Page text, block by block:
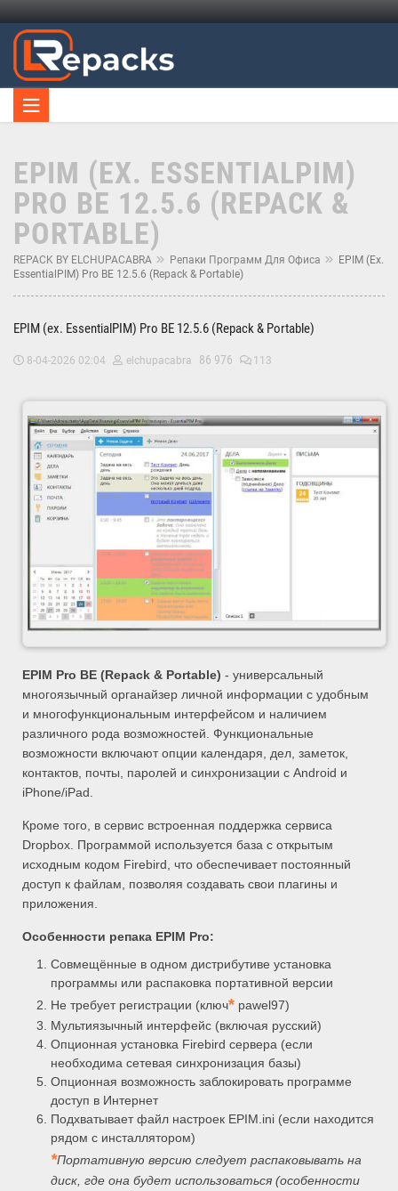
EPIM (EX. ESSENTIALPIM)
PRO BE 12.5.6 (REPACK &
PORTABLE)
REPACK BY ELCHUPACABRA Репаки Программ Для Офиса
EPIM (ex.
EssentialPIM) Pro BE 12.5.6 (Repack & Portable)
EPIM (ex. EssentialPIM) Pro BE 12.5.6 (Repack & Portable)
8-04-2026 02:04 elchupacabra 86 976 113
EPIM Pro BE (Repack & Portable) - универсальный
многоязычный органайзер личной информации с удобным
и многофункциональным интерфейсом и наличием
различного рода возможностей. Функциональные
возможности включают опции календаря, дел, заметок,
контактов, почты, паролей и синхронизации с Android и
iPhone/iPad.
Кроме того, в сервис встроенная поддержка сервиса
Dropbox. Программой используется база с открытым
исходным кодом Firebird, что обеспечивает постоянный
доступ к файлам, позволяя создавать свои плагины и
приложения.
Особенности репака EPIM Pro:
Совмещённые в одном дистрибутиве установка
программы или распаковка портативной версии
Не требует регистрации (ключ* pawel97)
Мультиязычный интерфейс (включая русский)
Опционная установка Firebird сервера (если
необходима сетевая синхронизация базы)
Опционная возможность заблокировать программе
доступ в Интернет
Подхватывает файл настроек EPIM.ini (если находится
рядом с инсталлятором)
*Портативную версию следует распаковывать на
диск, где она будет использоваться (особенности